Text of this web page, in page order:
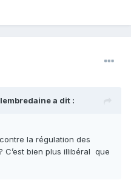
a dit :
la régulation des
C’est bien plus illibéral que